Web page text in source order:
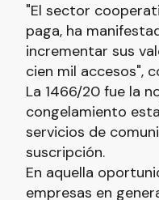
"El sector
paga, ha
incrementar sus
cien mil accesos",
La 1466/20 fue la
congelamiento
servicios de
suscripción.
En aquella
empresas en